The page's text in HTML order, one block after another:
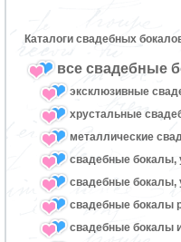
Каталоги свадебных
все свадебные
эксклюзивные
хрустальные
металлические
свадебные бокалы,
свадебные бокалы,
свадебные бокалы
свадебные бокалы